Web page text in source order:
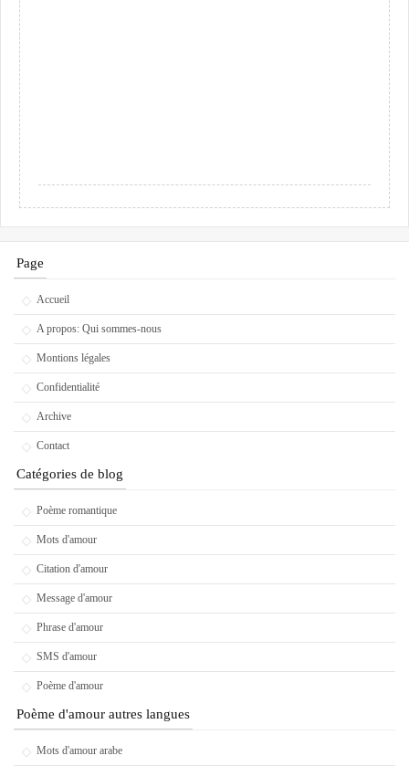
Page
Accueil
A propos: Qui sommes-nous
Montions légales
Confidentialité
Archive
Contact
Catégories de blog
Poème romantique
Mots d'amour
Citation d'amour
Message d'amour
Phrase d'amour
SMS d'amour
Poème d'amour
Poème d'amour autres langues
Mots d'amour arabe